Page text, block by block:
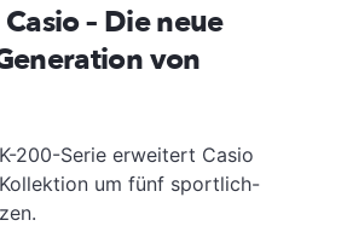
– Die neue
von
200-Serie erweitert Casio
um fünf sportlich-